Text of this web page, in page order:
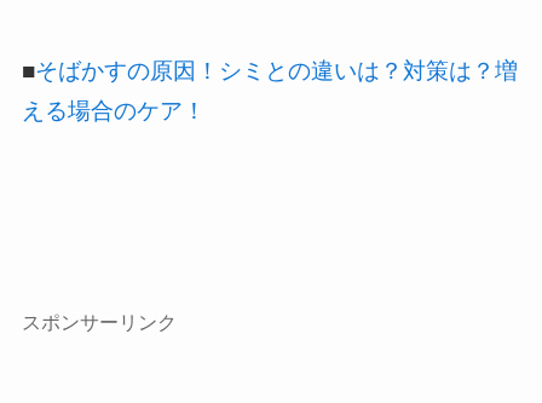
■そばかすの原因！シミとの違いは？対策は？増
える場合のケア！
スポンサーリンク